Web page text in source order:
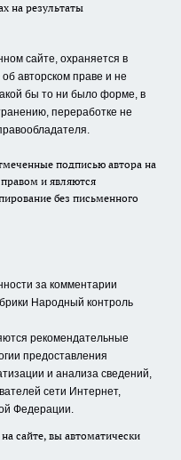
на результаты
сайте, охраняется в
авторском праве и не
бы то ни было форме, в
переработке не
подписью автора на
и являются
без письменного
за комментарии
Народный контроль
рекомендательные
предоставления
и анализа сведений,
сети Интернет,
Федерации.
сайте, вы автоматически